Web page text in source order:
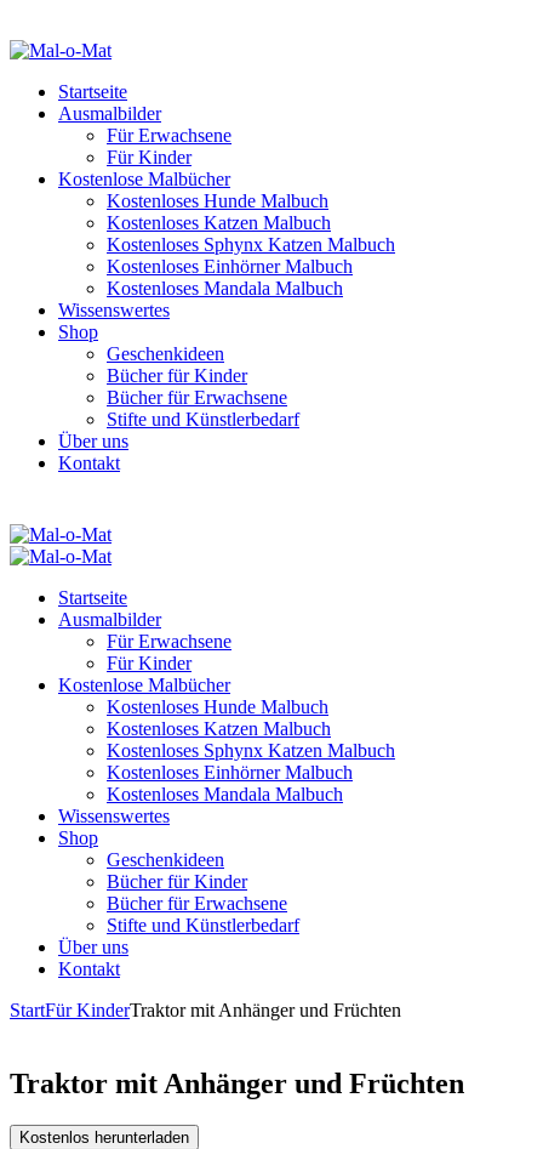
Startseite
Ausmalbilder
Für Erwachsene
Für Kinder
Kostenlose Malbücher
Kostenloses Hunde Malbuch
Kostenloses Katzen Malbuch
Kostenloses Sphynx Katzen Malbuch
Kostenloses Einhörner Malbuch
Kostenloses Mandala Malbuch
Wissenswertes
Shop
Geschenkideen
Bücher für Kinder
Bücher für Erwachsene
Stifte und Künstlerbedarf
Über uns
Kontakt
Startseite
Ausmalbilder
Für Erwachsene
Für Kinder
Kostenlose Malbücher
Kostenloses Hunde Malbuch
Kostenloses Katzen Malbuch
Kostenloses Sphynx Katzen Malbuch
Kostenloses Einhörner Malbuch
Kostenloses Mandala Malbuch
Wissenswertes
Shop
Geschenkideen
Bücher für Kinder
Bücher für Erwachsene
Stifte und Künstlerbedarf
Über uns
Kontakt
StartFür KinderTraktor mit Anhänger und Früchten
Traktor mit Anhänger und Früchten
Kostenlos herunterladen